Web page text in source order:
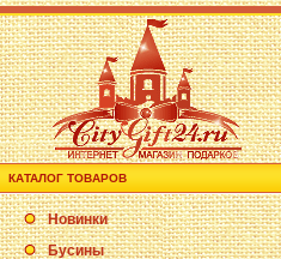
КАТАЛОГ ТОВАРОВ
Новинки
Бусины